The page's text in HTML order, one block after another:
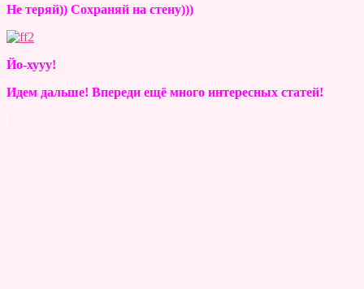
Не теряй)) Сохраняй на стену)))
Йо-хууу!
Идем дальше! Впереди ещё много интересных статей!